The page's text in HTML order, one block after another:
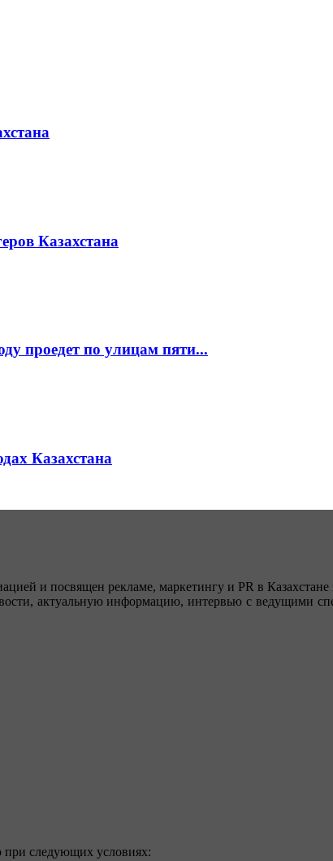
Казахстана
проедет по улицам пяти...
Казахстана
и посвящен рекламе, маркетингу и PR в
актуальную информацию, интервью с ведущими
при следующих условиях: